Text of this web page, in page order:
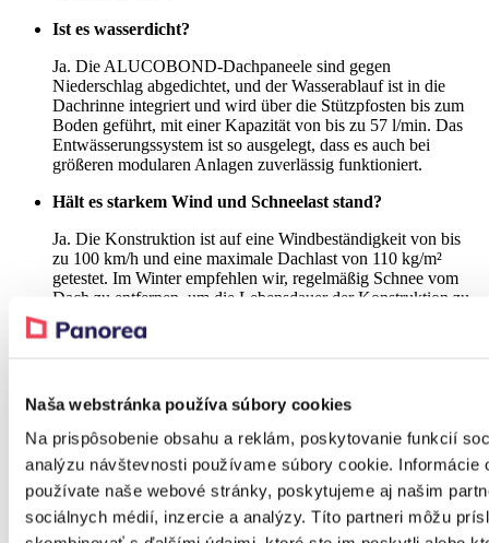
Naša webstránka používa súbory cookies
Na prispôsobenie obsahu a reklám, poskytovanie funkcií
analýzu návštevnosti používame súbory cookie. Informácie
používate naše webové stránky, poskytujeme aj našim
sociálnych médií, inzercie a analýzy. Títo partneri môžu
Ist es wasserdicht?
Ja. Die ALUCOBOND-Dachpaneele sind gegen
Niederschlag abgedichtet, und der Wasserablauf ist in die
Dachrinne integriert und wird über die Stützpfosten bis zum
Boden geführt, mit einer Kapazität von bis zu 57 l/min. Das
Entwässerungssystem ist so ausgelegt, dass es auch bei
größeren modularen Anlagen zuverlässig funktioniert.
Hält es starkem Wind und Schneelast stand?
Ja. Die Konstruktion ist auf eine Windbeständigkeit von bis
zu 100 km/h und eine maximale Dachlast von 110 kg/m²
getestet. Im Winter empfehlen wir, regelmäßig Schnee vom
Dach zu entfernen, um die Lebensdauer der Konstruktion zu
verlängern.
Aluminiumprofilen, die von Natur aus korrosionsbeständig
sind. Die Oberflächenbehandlung erfolgt durch hochwertige
Pulverbeschichtung nach RAL-Farbkarte, die das Aluminium
schützt und seine Optik auch nach vielen Jahren der Nutzung
erhält.
Welche Zubehör- und Wandtypen kann ich wählen?